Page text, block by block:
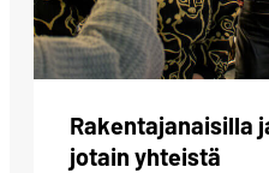
Rakentajanaisilla
jotain yhteistä